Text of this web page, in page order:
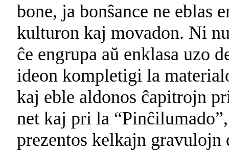
bone, ja bonŝance ne eblas
kulturon kaj movadon. Ni
ĉe engrupa aŭ enklasa uzo
ideon kompletigi la
kaj eble aldonos ĉapitrojn
net kaj pri la
prezentos kelkajn gravulojn